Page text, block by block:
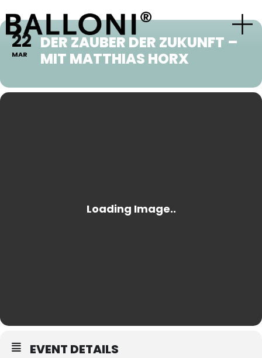
22
MAR
DER ZAUBER DER ZUKUNFT –
MIT MATTHIAS HORX
EVENT DETAILS